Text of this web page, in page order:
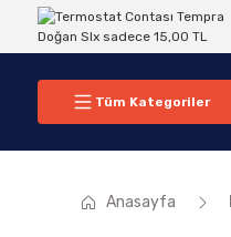
Tüm Kategoriler
Anasayfa